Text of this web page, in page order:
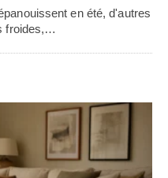
en été, d'autres
froides,…